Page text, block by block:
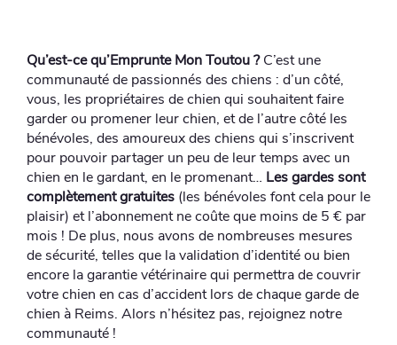
Qu’est-ce qu’Emprunte Mon Toutou ?C’est une
communauté de passionnés des chiens : d’un côté,
vous, les propriétaires de chien qui souhaitent faire
garder ou promener leur chien, et de l’autre côté les
bénévoles, des amoureux des chiens qui s’inscrivent
pour pouvoir partager un peu de leur temps avec un
chien en le gardant, en le promenant… Les gardes sont
complètement gratuites (les bénévoles font cela pour le
plaisir) et l’abonnement ne coûte que moins de 5 € par
mois ! De plus, nous avons de nombreuses mesures
de sécurité, telles que la validation d’identité ou bien
encore la garantie vétérinaire qui permettra de couvrir
votre chien en cas d’accident lors de chaque garde de
chien à Reims. Alors n’hésitez pas, rejoignez notre
communauté !